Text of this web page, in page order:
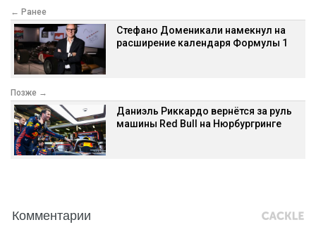
← Ранее
Стефано Доменикали намекнул на
расширение календаря Формулы 1
Позже →
Даниэль Риккардо вернётся за руль
машины Red Bull на Нюрбургринге
Комментарии